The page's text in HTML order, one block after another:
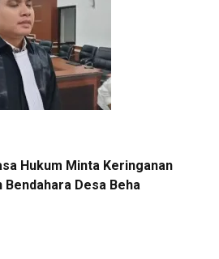
Hukum Minta Keringanan
Bendahara Desa Beha